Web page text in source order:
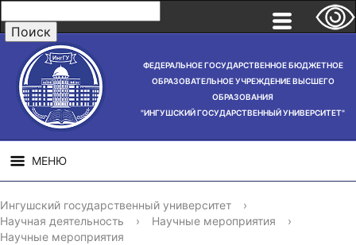
ФЕДЕРАЛЬНОЕ ГОСУДАРСТВЕННОЕ БЮДЖЕТНОЕ
ОБРАЗОВАТЕЛЬНОЕ УЧРЕЖДЕНИЕ ВЫСШЕГО
ОБРАЗОВАНИЯ
"ИНГУШСКИЙ ГОСУДАРСТВЕННЫЙ УНИВЕРСИТЕТ"
МЕНЮ
СВЕДЕНИЯ ОБ
ОБРАЗОВАТЕЛЬНОЙ
ОРГАНИЗАЦИИ
НАУЧНАЯ
ДЕЯТЕЛЬНОСТЬ
Ингушский государственный университет
›
Научная деятельность
› Научные мероприятия
›
Научные мероприятия